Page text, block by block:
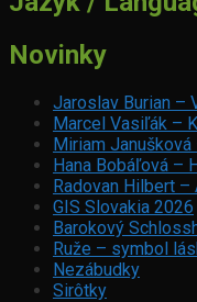
Novinky
Jaroslav Burian –
Marcel Vasiľák –
Miriam
Hana Bobáľová –
Radovan Hilbert
GIS Slovakia 2026
Barokový
Ruže – symbol
Nezábudky
Sirôtky